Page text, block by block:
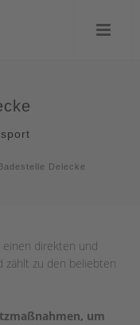
Delecke
direkten und
zählt zu den beliebten
um